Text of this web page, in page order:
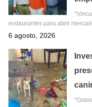
restaurantes para abrir
6 agosto, 2026